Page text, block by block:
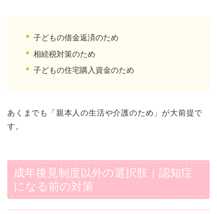
子どもの借金返済のため
相続税対策のため
子どもの住宅購入資金のため
あくまでも「親本人の生活や介護のため」が大前提で
す。
成年後見制度以外の選択肢｜認知症
になる前の対策